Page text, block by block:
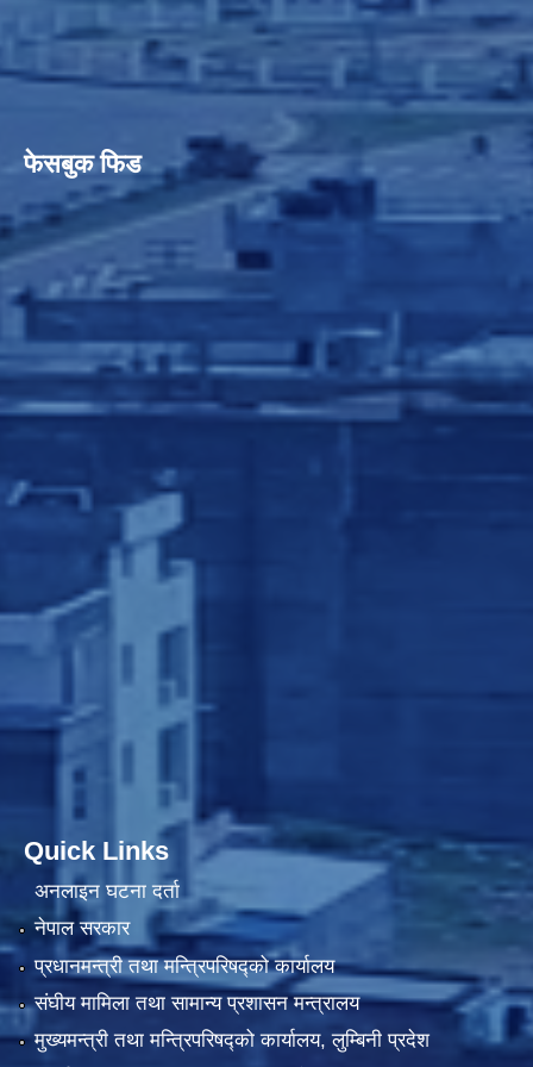
फेसबुक फिड
Quick Links
अनलाइन घटना दर्ता
नेपाल सरकार
प्रधानमन्त्री तथा मन्त्रिपरिषद्को कार्यालय
संघीय मामिला तथा सामान्य प्रशासन मन्त्रालय
मुख्यमन्त्री तथा मन्त्रिपरिषद्को कार्यालय, लुम्बिनी प्रदेश